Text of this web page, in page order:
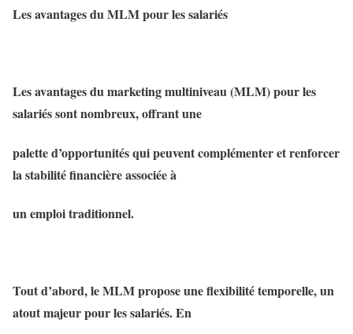
Les avantages du MLM pour les salariés
Les avantages du marketing multiniveau (MLM) pour les
salariés sont nombreux, offrant une
palette d’opportunités qui peuvent complémenter et renforcer
la stabilité financière associée à
un emploi traditionnel.
Tout d’abord, le MLM propose une flexibilité temporelle, un
atout majeur pour les salariés. En